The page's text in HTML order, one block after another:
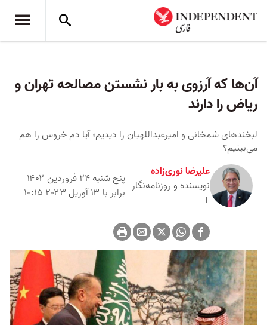
آن‌ها که آرزوی به بار نشستن مصالحه تهران و
ریاض را دارند
لبخندهای شمخانی و امیرعبداللهیان را دیدیم؛ آیا دم خروس را هم
می‌بینیم؟
علیرضا نوری‌زاده
نویسنده و روزنامه‌‌نگار
پنج شنبه ۲۴ فروردین ۱۴۰۲
برابر با ۱۳ آوریل ۲۰۲۳ ۱۰:۱۵